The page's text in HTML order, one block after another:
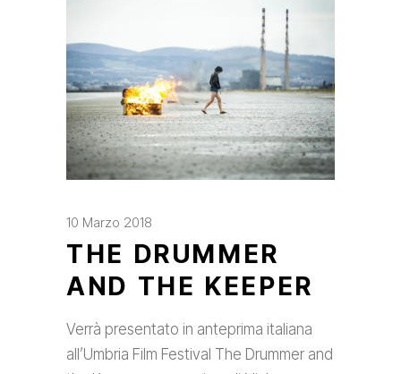
10 Marzo 2018
THE DRUMMER
AND THE KEEPER
Verrà presentato in anteprima italiana
all’Umbria Film Festival The Drummer and